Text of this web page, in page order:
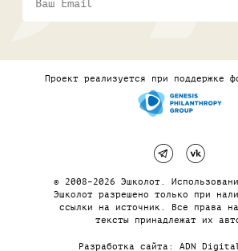
Проект реализуется при поддержке
© 2008–2026 Эшколот.
Эшколот разрешено только при
ссылки на источник. Все права
тексты принадлежат их
Разработка сайта: ADN